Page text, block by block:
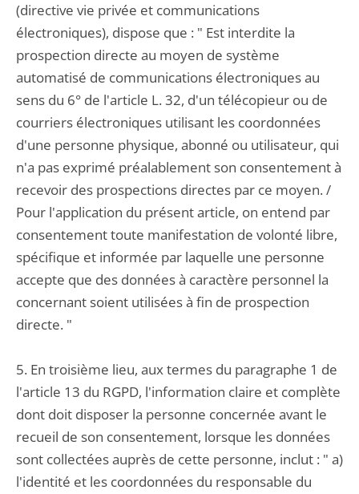
(directive vie privée et communications
électroniques), dispose que : " Est interdite la
prospection directe au moyen de système
automatisé de communications électroniques au
sens du 6° de l'article L. 32, d'un télécopieur ou de
courriers électroniques utilisant les coordonnées
d'une personne physique, abonné ou utilisateur, qui
n'a pas exprimé préalablement son consentement à
recevoir des prospections directes par ce moyen. /
Pour l'application du présent article, on entend par
consentement toute manifestation de volonté libre,
spécifique et informée par laquelle une personne
accepte que des données à caractère personnel la
concernant soient utilisées à fin de prospection
directe. "
5. En troisième lieu, aux termes du paragraphe 1 de
l'article 13 du RGPD, l'information claire et complète
dont doit disposer la personne concernée avant le
recueil de son consentement, lorsque les données
sont collectées auprès de cette personne, inclut : " a)
l'identité et les coordonnées du responsable du